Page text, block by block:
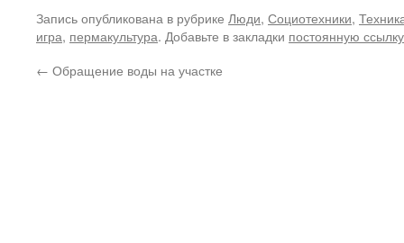
Запись опубликована в рубрике Люди, Социотехники,
игра, пермакультура. Добавьте в закладки постоянную ссылку
← Обращение воды на участке